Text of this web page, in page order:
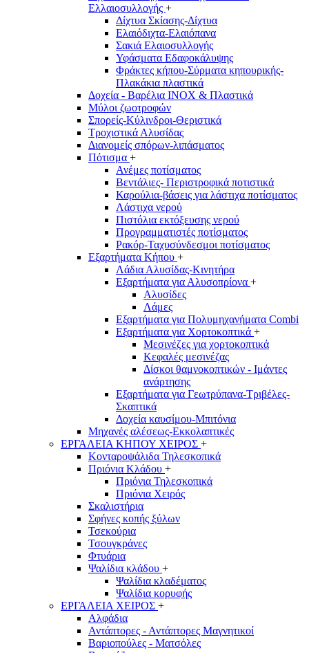
Ελλαιοσυλλογής +
Δίχτυα Σκίασης-Δίχτυα
Ελαιόδιχτα-Ελαιόπανα
Σακιά Ελαιοσυλλογής
Υφάσματα Εδαφοκάλυψης
Φράκτες κήπου-Σύρματα κηπουρικής-
Πλακάκια πλαστικά
Δοχεία - Βαρέλια INOX & Πλαστικά
Μύλοι ζωοτροφών
Σπορείς-Κύλινδροι-Θεριστικά
Τροχιστικά Αλυσίδας
Διανομείς σπόρων-λιπάσματος
Πότισμα +
Ανέμες ποτίσματος
Βεντάλιες- Περιστροφικά ποτιστικά
Καρούλια-βάσεις για λάστιχα ποτίσματος
Λάστιχα νερού
Πιστόλια εκτόξευσης νερού
Προγραμματιστές ποτίσματος
Ρακόρ-Ταχυσύνδεσμοι ποτίσματος
Εξαρτήματα Κήπου +
Λάδια Αλυσίδας-Κινητήρα
Εξαρτήματα για Αλυσοπρίονα +
Αλυσίδες
Λάμες
Εξαρτήματα για Πολυμηχανήματα Combi
Εξαρτήματα για Χορτοκοπτικά +
Μεσινέζες για χορτοκοπτικά
Κεφαλές μεσινέζας
Δίσκοι θαμνοκοπτικών - Ιμάντες
ανάρτησης
Εξαρτήματα για Γεωτρύπανα-Τριβέλες-
Σκαπτικά
Δοχεία καυσίμου-Μπιτόνια
Μηχανές αλέσεως-Εκκολαπτικές
ΕΡΓΑΛΕΙΑ ΚΗΠΟΥ ΧΕΙΡΟΣ +
Κονταροψάλιδα Τηλεσκοπικά
Πριόνια Κλάδου +
Πριόνια Τηλεσκοπικά
Πριόνια Χειρός
Σκαλιστήρια
Σφήνες κοπής ξύλων
Τσεκούρια
Τσουγκράνες
Φτυάρια
Ψαλίδια κλάδου +
Ψαλίδια κλαδέματος
Ψαλίδια κορυφής
ΕΡΓΑΛΕΙΑ ΧΕΙΡΟΣ +
Αλφάδια
Αντάπτορες - Αντάπτορες Μαγνητικοί
Βαριοπούλες - Ματσόλες